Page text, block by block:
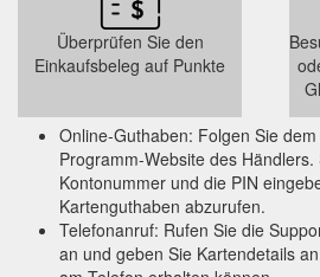
Überprüfen Sie den
Einkaufsbeleg auf Punkte
Online-Guthaben: Folgen Sie
Programm-Website des
Kontonummer und die PIN
Kartenguthaben abzurufen.
Telefonanruf: Rufen Sie die
an und geben Sie Kartendetails